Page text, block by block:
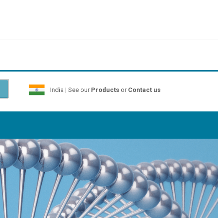
India | See our Productsor Contact us